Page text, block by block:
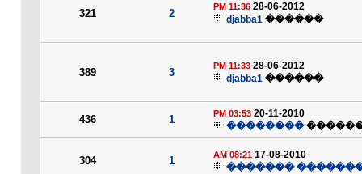
28-06-2012
11:36 PM
������
djabba1
2
321
28-06-2012
11:33 PM
������
djabba1
3
389
20-11-2010
03:53 PM
��������
1
436
17-08-2010
08:21 AM
�������
1
304